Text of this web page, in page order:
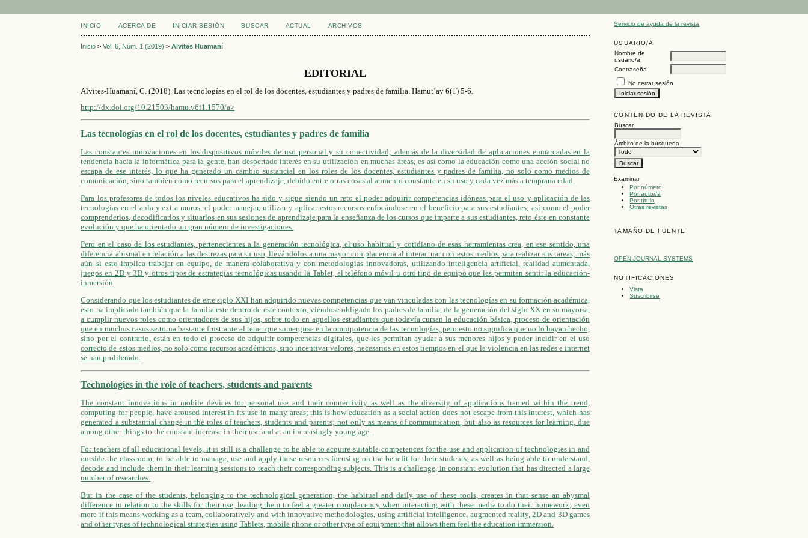
Servicio de ayuda de la revista
USUARIO/A
Nombre de
usuario/a
Contraseña
No cerrar sesión
CONTENIDO DE LA REVISTA
Buscar
Ámbito de la búsqueda
Examinar
Por número
Por autor/a
Por título
Otras revistas
TAMAÑO DE FUENTE
OPEN JOURNAL SYSTEMS
NOTIFICACIONES
Vista
Suscribirse
INICIO ACERCA DE INICIAR SESIÓN BUSCAR ACTUAL ARCHIVOS
Inicio >Vol. 6, Núm. 1 (2019) >Alvites Huamaní
EDITORIAL
Alvites-Huamaní, C. (2018). Las tecnologías en el rol de los docentes, estudiantes y padres de familia. Hamut’ay 6(1) 5-6.
http://dx.doi.org/10.21503/hamu.v6i1.1570/a>
Las tecnologías en el rol de los docentes, estudiantes y padres de familia
Las constantes innovaciones en los dispositivos móviles de uso personal y su conectividad; además de la diversidad de aplicaciones enmarcadas en la
tendencia hacía la informática para la gente, han despertado interés en su utilización en muchas áreas; es así como la educación como una acción social no
escapa de ese interés, lo que ha generado un cambio sustancial en los roles de los docentes, estudiantes y padres de familia, no solo como medios de
comunicación, sino también como recursos para el aprendizaje, debido entre otras cosas al aumento constante en su uso y cada vez más a temprana edad.
Para los profesores de todos los niveles educativos ha sido y sigue siendo un reto el poder adquirir competencias idóneas para el uso y aplicación de las
tecnologías en el aula y extra muros, el poder manejar, utilizar y aplicar estos recursos enfocándose en el beneficio para sus estudiantes; así como el poder
comprenderlos, decodificarlos y situarlos en sus sesiones de aprendizaje para la enseñanza de los cursos que imparte a sus estudiantes, reto éste en constante
evolución y que ha orientado un gran número de investigaciones.
Pero en el caso de los estudiantes, pertenecientes a la generación tecnológica, el uso habitual y cotidiano de esas herramientas crea, en ese sentido, una
diferencia abismal en relación a las destrezas para su uso, llevándolos a una mayor complacencia al interactuar con estos medios para realizar sus tareas; más
aún si esto implica trabajar en equipo, de manera colaborativa y con metodologías innovadoras, utilizando inteligencia artificial, realidad aumentada,
juegos en 2D y 3D y otros tipos de estrategias tecnológicas usando la Tablet, el teléfono móvil u otro tipo de equipo que les permiten sentir la educación-
inmersión.
Considerando que los estudiantes de este siglo XXI han adquirido nuevas competencias que van vinculadas con las tecnologías en su formación académica,
esto ha implicado también que la familia este dentro de este contexto, viéndose obligado los padres de familia, de la generación del siglo XX en su mayoría,
a cumplir nuevos roles como orientadores de sus hijos, sobre todo en aquellos estudiantes que todavía cursan la educación básica, proceso de orientación
que en muchos casos se torna bastante frustrante al tener que sumergirse en la omnipotencia de las tecnologías, pero esto no significa que no lo hayan hecho,
sino por el contrario, están en todo el proceso de adquirir competencias digitales, que les permitan ayudar a sus menores hijos y poder incidir en el uso
correcto de estos medios, no solo como recursos académicos, sino incentivar valores, necesarios en estos tiempos en el que la violencia en las redes e internet
se han proliferado.
Technologies in the role of teachers, students and parents
The constant innovations in mobile devices for personal use and their connectivity as well as the diversity of applications framed within the trend,
computing for people, have aroused interest in its use in many areas; this is how education as a social action does not escape from this interest, which has
generated a substantial change in the roles of teachers, students and parents; not only as means of communication, but also as resources for learning, due
among other things to the constant increase in their use and at an increasingly young age.
For teachers of all educational levels, it is still is a challenge to be able to acquire suitable competences for the use and application of technologies in and
outside the classroom, to be able to manage, use and apply these resources focusing on the benefit for their students; as well as being able to understand,
decode and include them in their learning sessions to teach their corresponding subjects. This is a challenge, in constant evolution that has directed a large
number of researches.
But in the case of the students, belonging to the technological generation, the habitual and daily use of these tools, creates in that sense an abysmal
difference in relation to the skills for their use, leading them to feel a greater complacency when interacting with these media to do their homework; even
more if this means working as a team, collaboratively and with innovative methodologies, using artificial intelligence, augmented reality, 2D and 3D games
and other types of technological strategies using Tablets, mobile phone or other type of equipment that allows them feel the education immersion.